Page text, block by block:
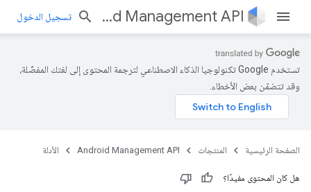
Android Management API تسجيل الدخول
تستخدم Google تكنولوجيا الذكاء الاصطناعي لترجمة المحتوى إلى لغتك المفضّلة،
وقد تتضمّن بعض الأخطاء.
الصفحة الرئيسية المنتجات Android Management API الأدلة
هل كان المحتوى مفيدًا؟